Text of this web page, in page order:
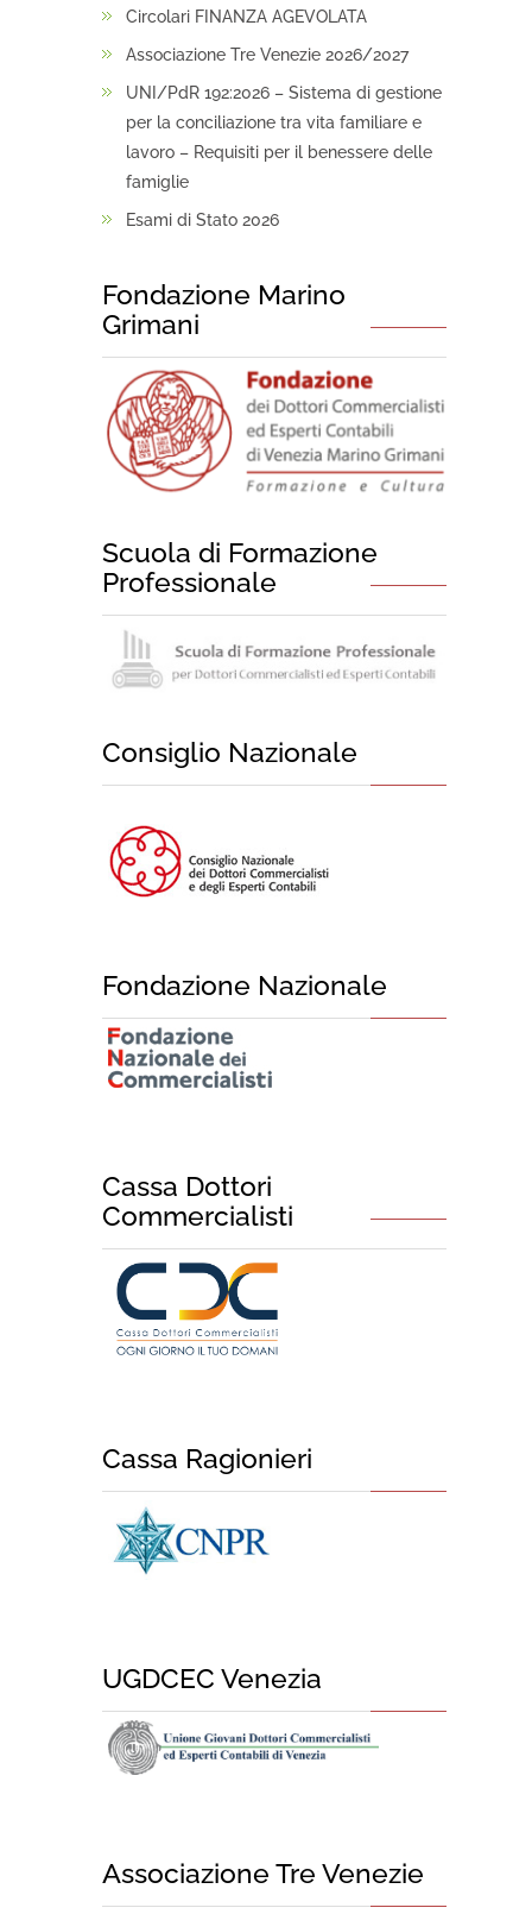
Circolari FINANZA AGEVOLATA
Associazione Tre Venezie 2026/2027
UNI/PdR 192:2026 – Sistema di gestione
per la conciliazione tra vita familiare e
lavoro – Requisiti per il benessere delle
famiglie
Esami di Stato 2026
Fondazione Marino
Grimani
Scuola di Formazione
Professionale
Consiglio Nazionale
Fondazione Nazionale
Cassa Dottori
Commercialisti
Cassa Ragionieri
UGDCEC Venezia
Associazione Tre Venezie